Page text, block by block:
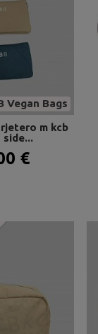
Vegan Bags
m kcb
side...
€